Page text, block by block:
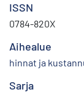
ISSN
0784-820X
Aihealue
hinnat ja
Sarja